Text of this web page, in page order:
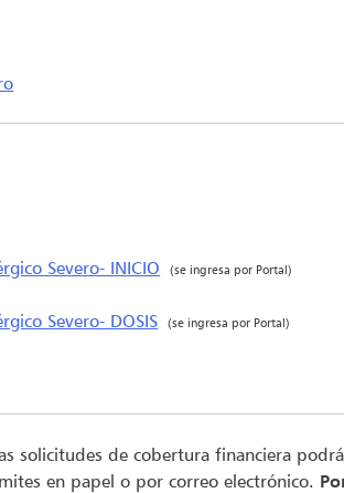
Severo- INICIO (se ingresa por Portal)
Severo- DOSIS (se ingresa por Portal)
solicitudes de cobertura financiera
en papel o por correo electrónico.